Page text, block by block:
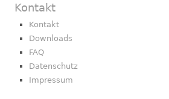
Kontakt
Kontakt
Downloads
FAQ
Datenschutz
Impressum